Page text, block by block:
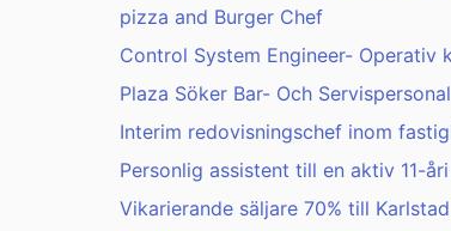
pizza and Burger Chef
Control System Engineer- Operativ
Plaza Söker Bar- Och Servispersonal
Interim redovisningschef inom
Personlig assistent till en aktiv 11-åri
Vikarierande säljare 70% till Karlstad